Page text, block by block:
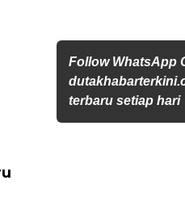
Follow WhatsApp
terbaru setiap hari